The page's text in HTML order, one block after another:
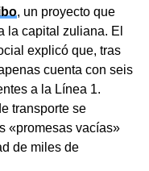
, un proyecto que
la capital zuliana. El
explicó que, tras
cuenta con seis
a la Línea 1.
transporte se
«promesas vacías»
de miles de